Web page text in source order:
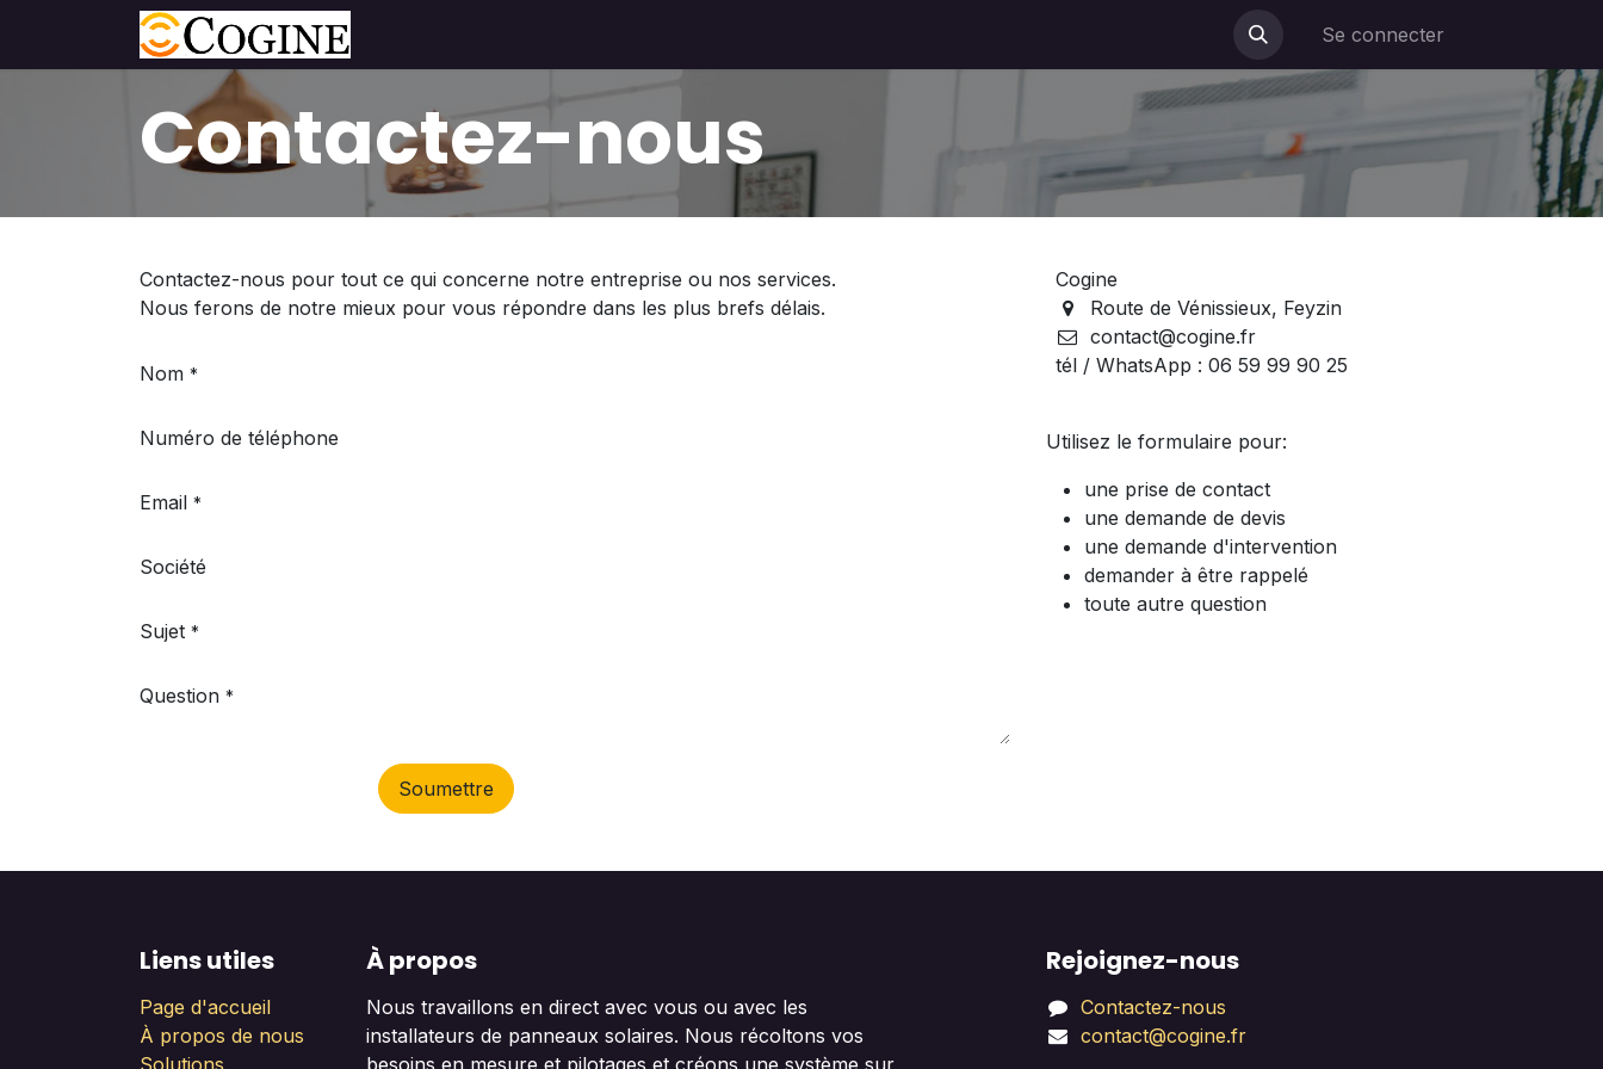
Se rendre au contenu
Se connecter
Contactez-nous
Contactez-nous pour tout ce qui concerne notre entreprise ou nos services.
Nous ferons de notre mieux pour vous répondre dans les plus brefs délais.
Nom *
Numéro de téléphone
Email *
Société
Sujet *
Question *
Soumettre
Cogine
Route de Vénissieux, Feyzin
contact@cogine.fr
tél / WhatsApp : 06 59 99 90 25
Utilisez le formulaire pour:
une prise de contact
une demande de devis
une demande d'intervention
demander à être rappelé
toute autre question
Liens utiles
Page d'accueil
À propos de nous
À propos
Nous travaillons en direct avec vous ou avec les
installateurs de panneaux solaires. Nous récoltons vos
Rejoignez-nous
Contactez-nous
contact@cogine.fr